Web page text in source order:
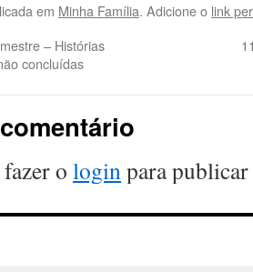
em Minha Família. Adicione o link
– Histórias
concluídas
o loginpara